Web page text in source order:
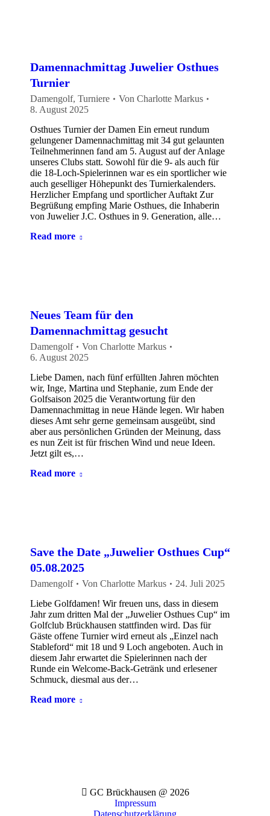
Damennachmittag Juwelier Osthues
Turnier
Damengolf, Turniere Von Charlotte Markus
8. August 2025
Osthues Turnier der Damen Ein erneut rundum
gelungener Damennachmittag mit 34 gut gelaunten
Teilnehmerinnen fand am 5. August auf der Anlage
unseres Clubs statt. Sowohl für die 9- als auch für
die 18-Loch-Spielerinnen war es ein sportlicher wie
auch geselliger Höhepunkt des Turnierkalenders.
Herzlicher Empfang und sportlicher Auftakt Zur
Begrüßung empfing Marie Osthues, die Inhaberin
von Juwelier J.C. Osthues in 9. Generation, alle…
Read more
Neues Team für den
Damennachmittag gesucht
Damengolf Von Charlotte Markus
6. August 2025
Liebe Damen, nach fünf erfüllten Jahren möchten
wir, Inge, Martina und Stephanie, zum Ende der
Golfsaison 2025 die Verantwortung für den
Damennachmittag in neue Hände legen. Wir haben
dieses Amt sehr gerne gemeinsam ausgeübt, sind
aber aus persönlichen Gründen der Meinung, dass
es nun Zeit ist für frischen Wind und neue Ideen.
Jetzt gilt es,…
Read more
Save the Date „Juwelier Osthues Cup“
05.08.2025
Damengolf Von Charlotte Markus
24. Juli 2025
Liebe Golfdamen! Wir freuen uns, dass in diesem
Jahr zum dritten Mal der „Juwelier Osthues Cup“ im
Golfclub Brückhausen stattfinden wird. Das für
Gäste offene Turnier wird erneut als „Einzel nach
Stableford“ mit 18 und 9 Loch angeboten. Auch in
diesem Jahr erwartet die Spielerinnen nach der
Runde ein Welcome-Back-Getränk und erlesener
Schmuck, diesmal aus der…
Read more
GC Brückhausen @ 2026
Impressum
Datenschutzerklärung